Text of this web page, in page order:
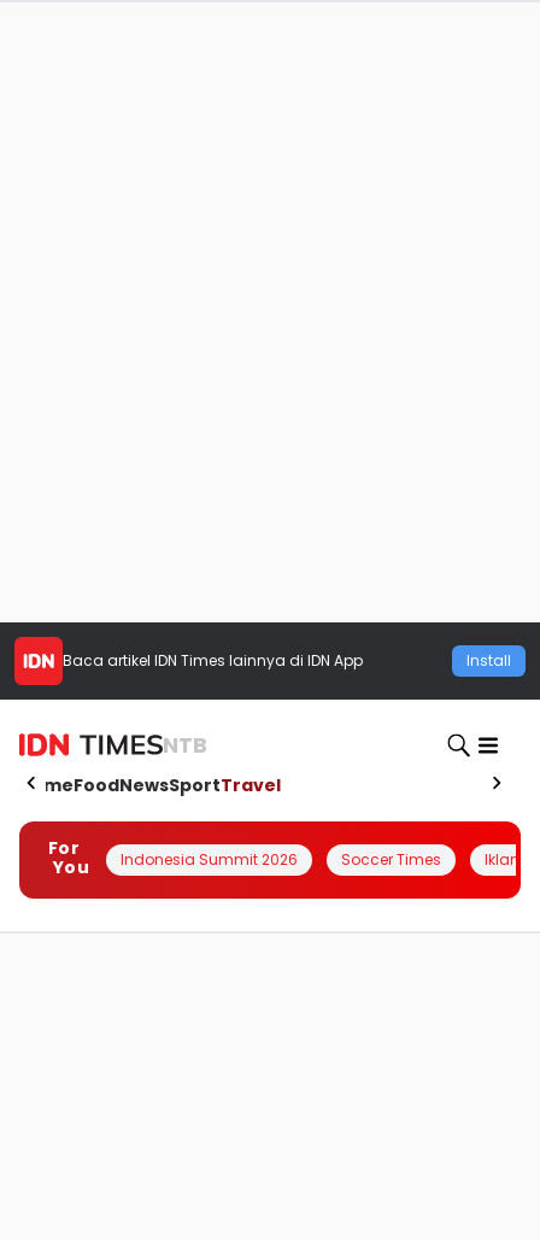
Baca artikel IDN Times lainnya di IDN App Install
NTB
HomeFoodNewsSportTravel
For
You
Indonesia Summit 2026 Soccer Times Iklanin